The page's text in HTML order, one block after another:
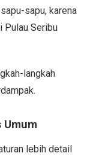
sapu, karena
Pulau Seribu
langkah
Umum
lebih detail